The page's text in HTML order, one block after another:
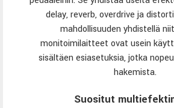
delay, reverb, overdrive ja
mahdollisuuden yhdistellä
monitoimilaitteet ovat usein
sisältäen esiasetuksia, jotka
hakemista.
Suositut